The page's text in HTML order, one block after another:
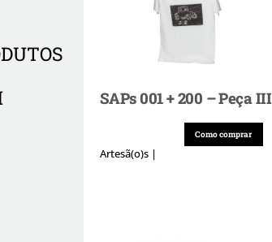
SAPs 001 + 200 – Peça III
Como comprar
Artesã(o)s |